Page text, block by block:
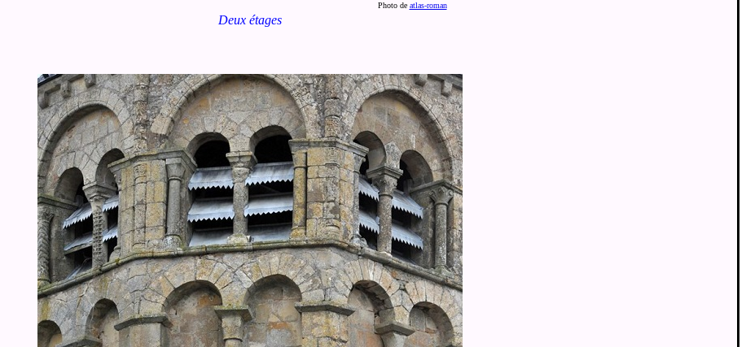
Photo de atlas-roman
Deux étages